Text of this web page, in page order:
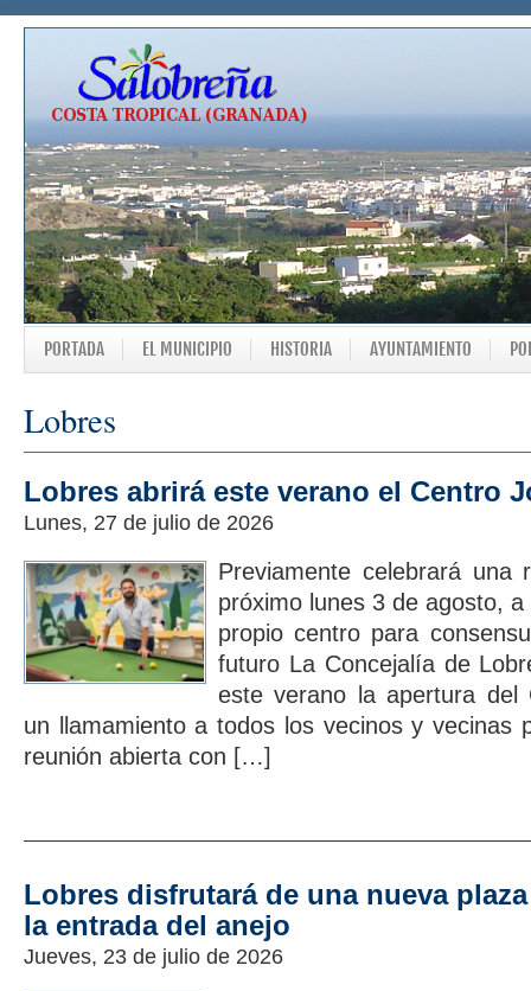
PORTADA EL MUNICIPIO HISTORIA AYUNTAMIENTO
Lobres
Lobres abrirá este verano el Centro
Lunes, 27 de julio de 2026
Previamente celebrará una
próximo lunes 3 de agosto,
propio centro para
futuro La Concejalía de
este verano la apertura del
un llamamiento a todos los vecinos y vecinas
reunión abierta con […]
Lobres disfrutará de una nueva
la entrada del anejo
Jueves, 23 de julio de 2026